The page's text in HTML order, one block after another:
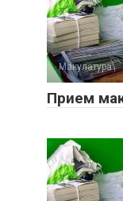
Макулатура
Прием